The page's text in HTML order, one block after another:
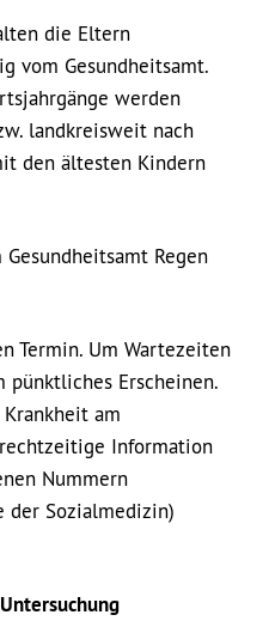
die Eltern
vom Gesundheitsamt.
werden
landkreisweit nach
den ältesten Kindern
Regen
Termin. Um Wartezeiten
Erscheinen.
am
Information
Nummern
der Sozialmedizin)